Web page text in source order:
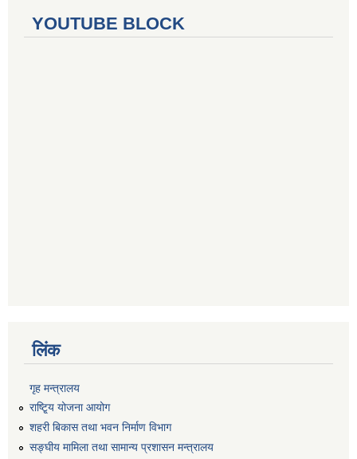
YOUTUBE BLOCK
लिंक
गृह मन्त्रालय
राष्टि्ृय योजना आयोग
शहरी बिकास तथा भवन निर्माण विभाग
सङ्घीय मामिला तथा सामान्य प्रशासन मन्त्रालय